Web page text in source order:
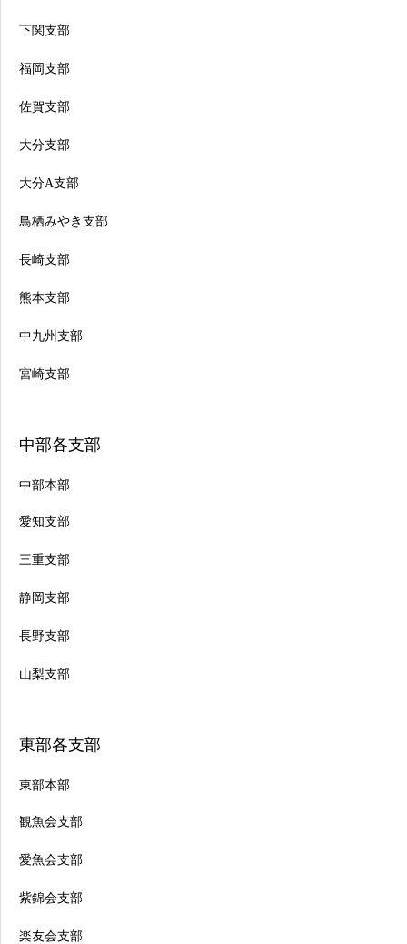
下関支部
福岡支部
佐賀支部
大分支部
大分A支部
鳥栖みやき支部
長崎支部
熊本支部
中九州支部
宮崎支部
中部各支部
中部本部
愛知支部
三重支部
静岡支部
長野支部
山梨支部
東部各支部
東部本部
観魚会支部
愛魚会支部
紫錦会支部
楽友会支部